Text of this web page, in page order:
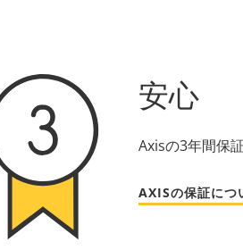
安心
Axisの3年間保
AXISの保証につ